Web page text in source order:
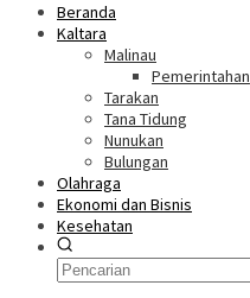
Beranda
Kaltara
Malinau
Pemerintahan
Tarakan
Tana Tidung
Nunukan
Bulungan
Olahraga
Ekonomi dan Bisnis
Kesehatan